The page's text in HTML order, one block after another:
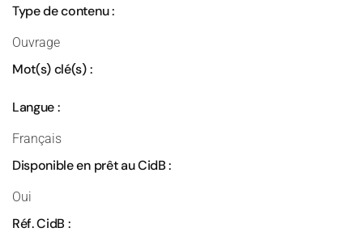
Type de contenu :
Ouvrage
Mot(s) clé(s) :
Langue :
Français
Disponible en prêt au CidB :
Oui
Réf. CidB :